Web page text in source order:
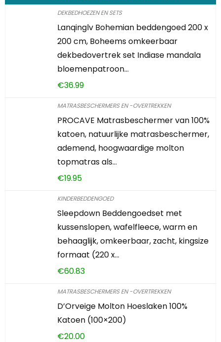
DEKBEDHOEZEN EN SETS
Lanqinglv Bohemian beddengoed 200 x
200 cm, Boheems omkeerbaar
dekbedovertrek set Indiase mandala
bloemenpatroon…
€36.99
MATRASBESCHERMERS EN -OVERTREKKEN
PROCAVE Matrasbeschermer van 100%
katoen, natuurlijke matrasbeschermer,
ademend, hoogwaardige molton
topmatras als…
€19.95
KINDERBEDDENGOED
Sleepdown Beddengoedset met
kussenslopen, wafelfleece, warm en
behaaglijk, omkeerbaar, zacht, kingsize
formaat (220 x…
€60.83
MATRASBESCHERMERS EN -OVERTREKKEN
D’Orveige Molton Hoeslaken 100%
Katoen (100×200)
€20.00